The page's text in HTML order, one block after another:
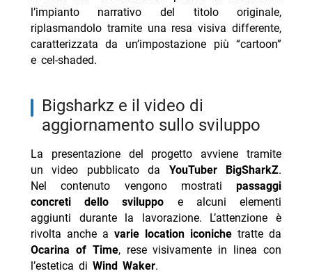
l’impianto narrativo del titolo originale,
riplasmandolo tramite una resa visiva differente,
caratterizzata da un’impostazione più “cartoon”
e cel-shaded.
bigsharkz e il video di
aggiornamento sullo sviluppo
La presentazione del progetto avviene tramite
un video pubblicato da YouTuber BigSharkZ.
Nel contenuto vengono mostratipassaggi
concreti dello sviluppo e alcuni elementi
aggiunti durante la lavorazione. L’attenzione è
rivolta anche a varie location iconiche tratte da
Ocarina of Time, rese visivamente in linea con
l’estetica di Wind Waker.